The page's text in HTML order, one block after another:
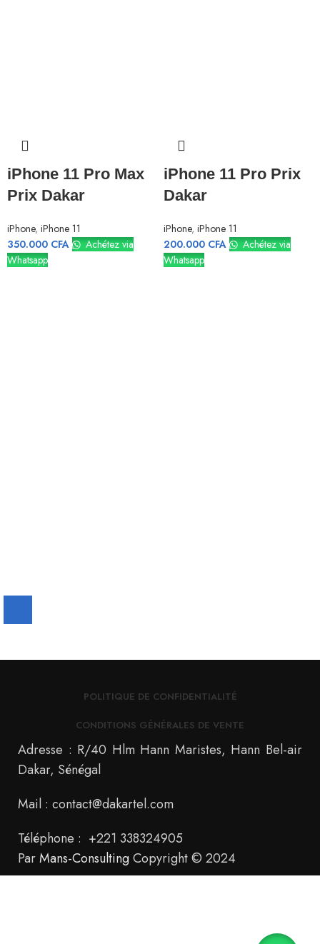
iPhone 11 Pro Max
Prix Dakar
iPhone,iPhone 11
350.000 CFA
Achétez via
Whatsapp
iPhone 11 Pro Prix
Dakar
iPhone, iPhone 11
200.000 CFA
Achétez via
Whatsapp
POLITIQUE DE CONFIDENTIALITÉ
CONDITIONS GÉNÉRALES DE VENTE
Adresse : R/40 Hlm Hann Maristes, Hann Bel-air
Dakar, Sénégal
Mail : contact@dakartel.com
Téléphone : +221 338324905
ParMans-ConsultingCopyright © 2024